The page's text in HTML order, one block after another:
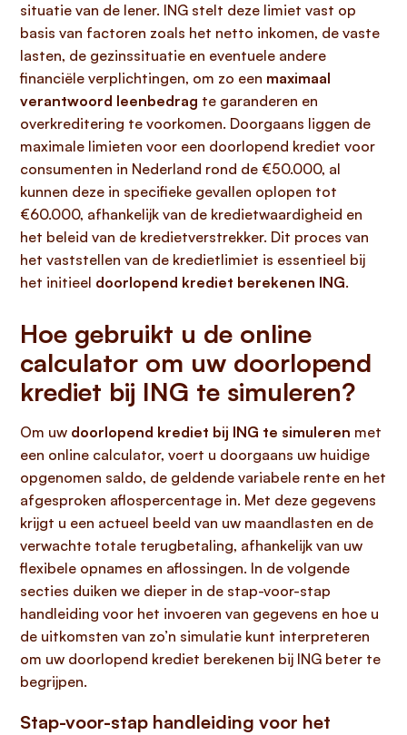
situatie van de lener. ING stelt deze limiet vast op
basis van factoren zoals het netto inkomen, de vaste
lasten, de gezinssituatie en eventuele andere
financiële verplichtingen, om zo een maximaal
verantwoord leenbedrag te garanderen en
overkreditering te voorkomen. Doorgaans liggen de
maximale limieten voor een doorlopend krediet voor
consumenten in Nederland rond de €50.000, al
kunnen deze in specifieke gevallen oplopen tot
€60.000, afhankelijk van de kredietwaardigheid en
het beleid van de kredietverstrekker. Dit proces van
het vaststellen van de kredietlimiet is essentieel bij
het initieel doorlopend krediet berekenen ING.
Hoe gebruikt u de online
calculator om uw doorlopend
krediet bij ING te simuleren?
Om uw doorlopend krediet bij ING te simuleren met
een online calculator, voert u doorgaans uw huidige
opgenomen saldo, de geldende variabele rente en het
afgesproken aflospercentage in. Met deze gegevens
krijgt u een actueel beeld van uw maandlasten en de
verwachte totale terugbetaling, afhankelijk van uw
flexibele opnames en aflossingen. In de volgende
secties duiken we dieper in de stap-voor-stap
handleiding voor het invoeren van gegevens en hoe u
de uitkomsten van zo’n simulatie kunt interpreteren
om uw doorlopend krediet berekenen bij ING beter te
begrijpen.
Stap-voor-stap handleiding voor het